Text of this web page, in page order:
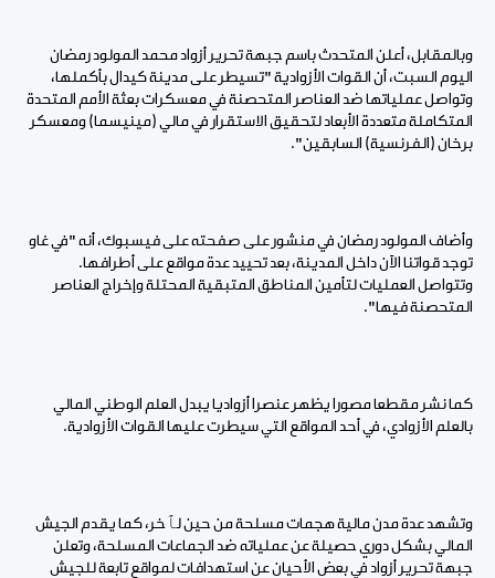
وبالمقابل، أعلن المتحدث باسم جبهة تحرير أزواد محمد المولود رمضان
اليوم السبت، أن القوات الأزوادية "تسيطر على مدينة كيدال بأكملها،
وتواصل عملياتها ضد العناصر المتحصنة في معسكرات بعثة الأمم المتحدة
المتكاملة متعددة الأبعاد لتحقيق الاستقرار في مالي (مينيسما) ومعسكر
برخان (الفرنسية) السابقين".
وأضاف المولود رمضان في منشور على صفحته على فيسبوك، أنه "في غاو
توجد قواتنا الآن داخل المدينة، بعد تحييد عدة مواقع على أطرافها.
وتتواصل العمليات لتأمين المناطق المتبقية المحتلة وإخراج العناصر
المتحصنة فيها".
كما نشر مقطعا مصورا يظهر عنصرا أزواديا يبدل العلم الوطني المالي
بالعلم الأزوادي، في أحد المواقع التي سيطرت عليها القوات الأزوادية.
وتشهد عدة مدن مالية هجمات مسلحة من حين لٱخر، كما يقدم الجيش
المالي بشكل دوري حصيلة عن عملياته ضد الجماعات المسلحة، وتعلن
جبهة تحرير أزواد في بعض الأحيان عن استهدافات لمواقع تابعة للجيش